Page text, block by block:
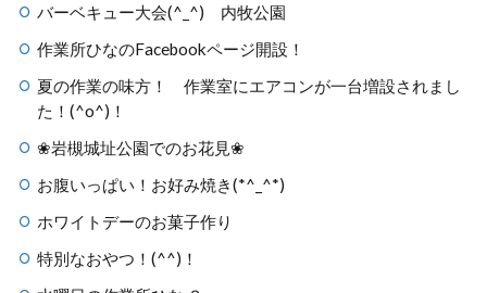
バーベキュー大会(^_^) 内牧公園
作業所ひなのFacebookページ開設！
夏の作業の味方！ 作業室にエアコンが一台増設されまし
た！(^o^)！
❀岩槻城址公園でのお花見❀
お腹いっぱい！お好み焼き(*^_^*)
ホワイトデーのお菓子作り
特別なおやつ！(^^)！